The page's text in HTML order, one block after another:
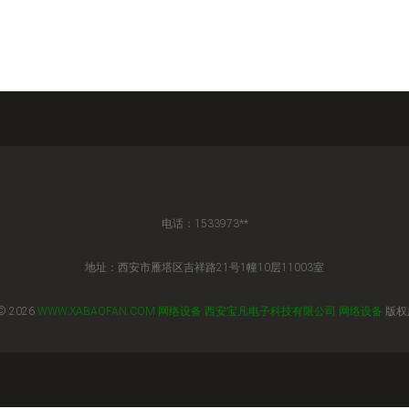
电话：1533973**
地址：西安市雁塔区吉祥路21号1幢10层11003室
2026 WWW.XABAOFAN.COM 网络设备 西安宝凡电子科技有限公司 网络设备 版